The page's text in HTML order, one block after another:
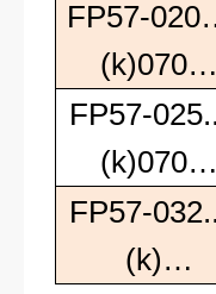
FP57-
(k)070…
FP57-
(k)070…
FP57-
(k)…